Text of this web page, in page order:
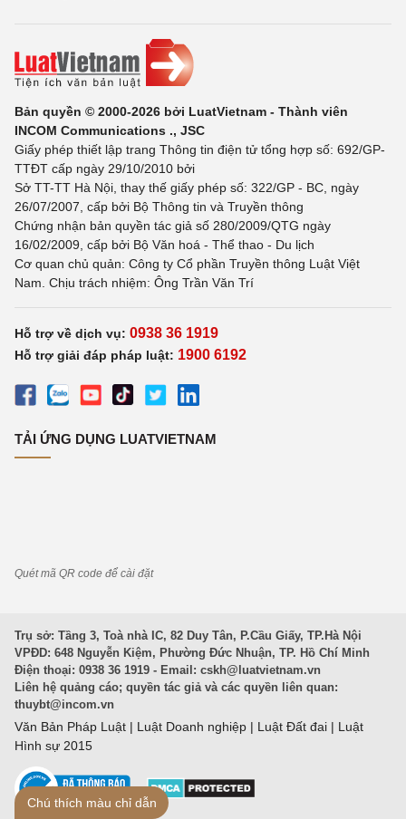
Bản quyền © 2000-2026 bởi LuatVietnam - Thành viên
INCOM Communications ., JSC
Giấy phép thiết lập trang Thông tin điện tử tổng hợp số: 692/GP-
TTĐT cấp ngày 29/10/2010 bởi
Sở TT-TT Hà Nội, thay thế giấy phép số: 322/GP - BC, ngày
26/07/2007, cấp bởi Bộ Thông tin và Truyền thông
Chứng nhận bản quyền tác giả số 280/2009/QTG ngày
16/02/2009, cấp bởi Bộ Văn hoá - Thể thao - Du lịch
Cơ quan chủ quản: Công ty Cổ phần Truyền thông Luật Việt
Nam. Chịu trách nhiệm: Ông Trần Văn Trí
Hỗ trợ về dịch vụ: 0938 36 1919
Hỗ trợ giải đáp pháp luật: 1900 6192
TẢI ỨNG DỤNG LUATVIETNAM
Quét mã QR code để cài đặt
Trụ sở: Tầng 3, Toà nhà IC, 82 Duy Tân, P.Cầu Giấy, TP.Hà Nội
VPĐD: 648 Nguyễn Kiệm, Phường Đức Nhuận, TP. Hồ Chí Minh
Điện thoại: 0938 36 1919 - Email: cskh@luatvietnam.vn
Liên hệ quảng cáo; quyền tác giả và các quyền liên quan:
thuybt@incom.vn
Văn Bản Pháp Luật | Luật Doanh nghiệp | Luật Đất đai | Luật
Hình sự 2015
Chú thích màu chỉ dẫn